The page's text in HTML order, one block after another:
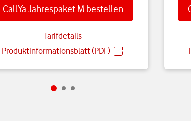
CallYa Jahrespaket M bestellen
Tarifdetails
Produktinformationsblatt (PDF)